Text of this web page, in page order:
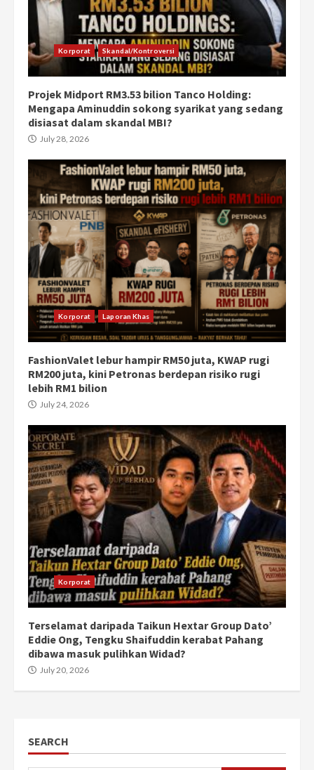
Korporat Skandal/Kontroversi
Projek Midport RM3.53 bilion Tanco Holding:
Mengapa Aminuddin sokong syarikat yang sedang
disiasat dalam skandal MBI?
July 28, 2026
Korporat Laporan Khas
FashionValet lebur hampir RM50 juta, KWAP rugi
RM200 juta, kini Petronas berdepan risiko rugi
lebih RM1 bilion
July 24, 2026
Korporat
Terselamat daripada Taikun Hextar Group Dato’
Eddie Ong, Tengku Shaifuddin kerabat Pahang
dibawa masuk pulihkan Widad?
July 20, 2026
SEARCH